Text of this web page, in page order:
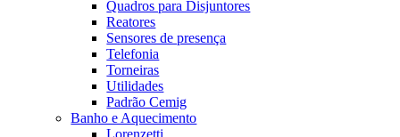
Quadros para Disjuntores
Reatores
Sensores de presença
Telefonia
Torneiras
Utilidades
Padrão Cemig
Banho e Aquecimento
Lorenzetti